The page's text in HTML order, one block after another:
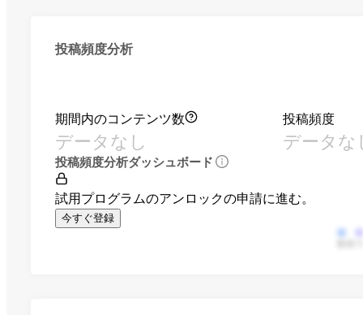
投稿頻度分析
期間内のコンテンツ数
データなし
投稿頻度
データな
投稿頻度分析ダッシュボード
試用プログラムのアンロックの申請に進む。
今すぐ登録